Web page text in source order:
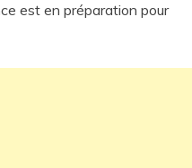
est en préparation pour